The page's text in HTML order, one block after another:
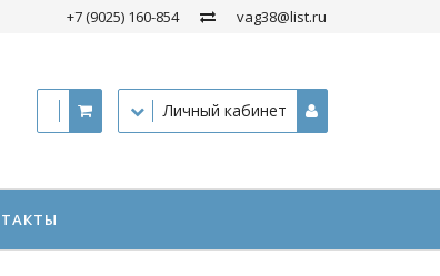
+7 (9025) 160-854 vag38@list.ru
Личный кабинет